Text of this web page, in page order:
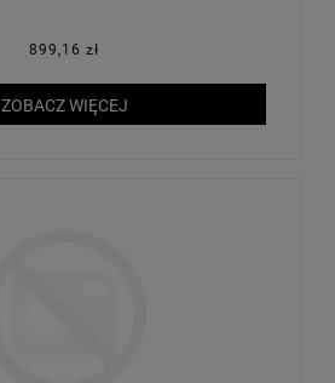
899,16 zł
ZOBACZ WIĘCEJ